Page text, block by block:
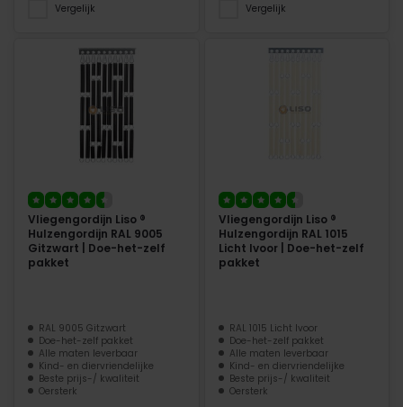
Vergelijk Vergelijk
Vliegengordijn Liso ®
Hulzengordijn RAL 9005
Gitzwart | Doe-het-zelf
pakket
RAL 9005 Gitzwart
Doe-het-zelf pakket
Alle maten leverbaar
Kind- en diervriendelijke
Beste prijs-/ kwaliteit
Oersterk
Vliegengordijn Liso ®
Hulzengordijn RAL 1015
Licht Ivoor | Doe-het-zelf
pakket
RAL 1015 Licht Ivoor
Doe-het-zelf pakket
Alle maten leverbaar
Kind- en diervriendelijke
Beste prijs-/ kwaliteit
Oersterk